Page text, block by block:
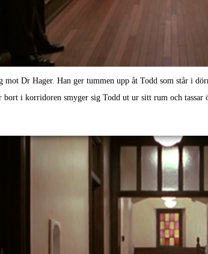
mot Dr Hager. Han ger tummen upp åt Todd som står i
i korridoren smyger sig Todd ut ur sitt rum och